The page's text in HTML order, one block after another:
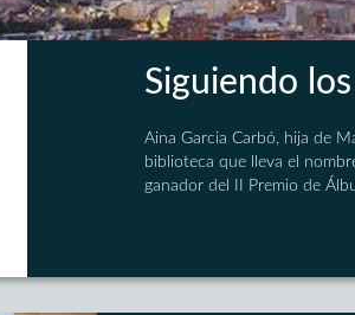
Siguiendo
Aina Garcia Carbó, hija de
biblioteca que lleva el
ganador del II Premio de